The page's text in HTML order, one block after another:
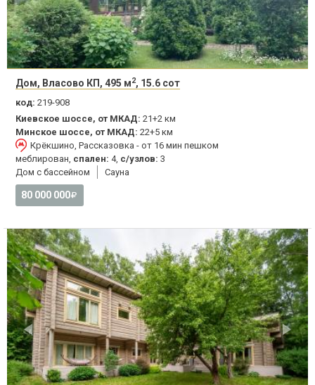
Дом, Власово КП, 495 м2, 15.6 сот
код: 219-908
Киевское шоссе, от МКАД: 21+2 км
Минское шоссе, от МКАД: 22+5 км
Крёкшино, Рассказовка - от 16 мин пешком
меблирован, спален: 4, с/узлов: 3
Дом с бассейном
Сауна
80 000 000